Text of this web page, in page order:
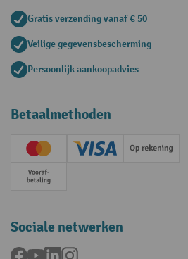
Gratis verzending vanaf € 50
Veilige gegevensbescherming
Persoonlijk aankoopadvies
Betaalmethoden
Creditcard (Master)Creditcard (Visa)
Op
Vooruitbetaling
Sociale netwerken
Facebook
YouTubeLinkedInInstagram